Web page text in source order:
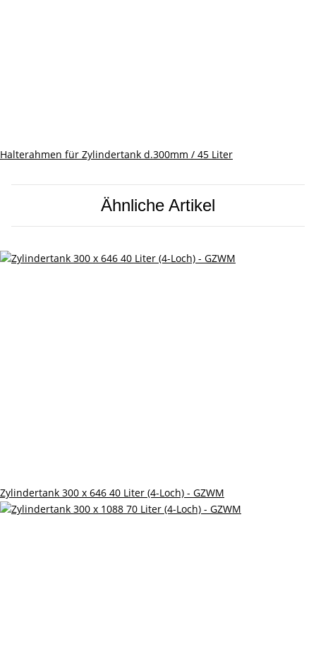
Halterahmen für Zylindertank d.300mm / 45 Liter
Ähnliche Artikel
Zylindertank 300 x 646 40 Liter (4-Loch) - GZWM